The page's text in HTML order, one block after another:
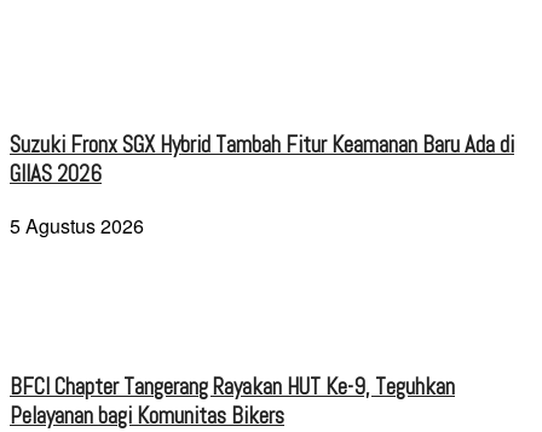
Suzuki Fronx SGX Hybrid Tambah Fitur Keamanan Baru Ada di
GIIAS 2026
5 Agustus 2026
BFCI Chapter Tangerang Rayakan HUT Ke-9, Teguhkan
Pelayanan bagi Komunitas Bikers